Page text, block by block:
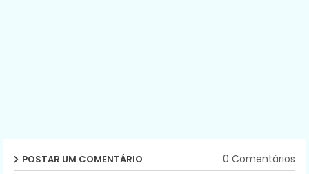
POSTAR UM COMENTÁRIO 0 Comentários